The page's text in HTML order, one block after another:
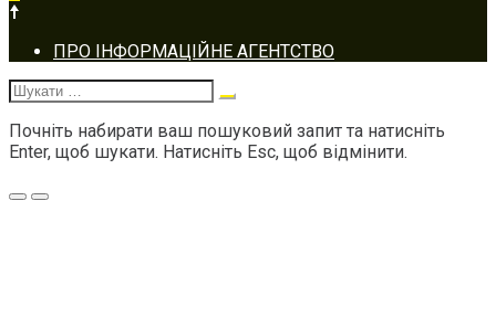
Footer
navigation
ПРО ІНФОРМАЦІЙНЕ АГЕНТСТВО
Шукати:
Почніть набирати ваш пошуковий запит та натисніть
Enter, щоб шукати. Натисніть Esc, щоб відмінити.
Меню